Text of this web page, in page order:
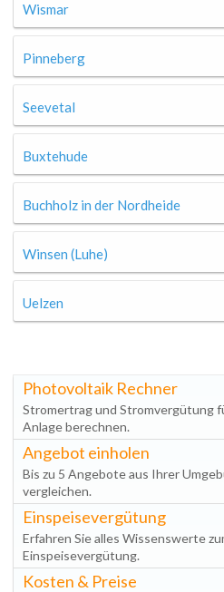
Wismar
Pinneberg
Seevetal
Buxtehude
Buchholz in der Nordheide
Winsen (Luhe)
Uelzen
Photovoltaik Rechner
Stromertrag und Stromvergütung
Anlage berechnen.
Angebot einholen
Bis zu 5 Angebote aus Ihrer
vergleichen.
Einspeisevergütung
Erfahren Sie alles Wissenswerte
Einspeisevergütung.
Kosten & Preise